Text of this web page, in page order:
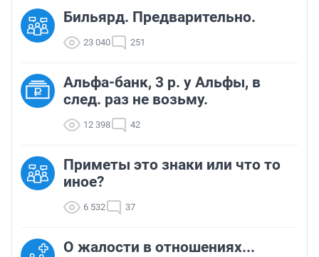
Бильярд. Предварительно.
23 040 251
Альфа-банк, 3 р. у Альфы, в
след. раз не возьму.
12 398 42
Приметы это знаки или что то
иное?
6 532 37
О жалости в отношениях...